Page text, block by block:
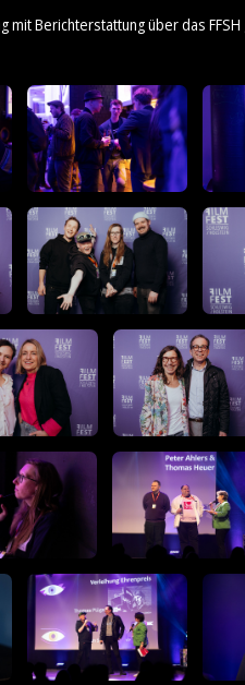
mit Berichterstattung über das